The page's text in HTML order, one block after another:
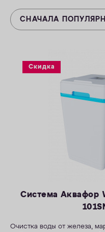
СНАЧАЛА
Скидка
Система Аквафор
Очистка воды от железа,